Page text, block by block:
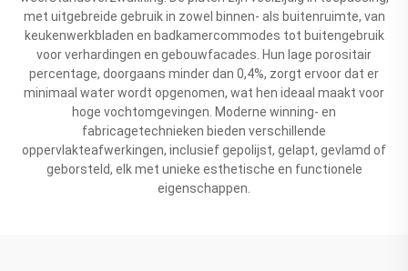
met uitgebreide gebruik in zowel binnen- als buitenruimte, van
keukenwerkbladen en badkamercommodes tot buitengebruik
voor verhardingen en gebouwfacades. Hun lage porositair
percentage, doorgaans minder dan 0,4%, zorgt ervoor dat er
minimaal water wordt opgenomen, wat hen ideaal maakt voor
hoge vochtomgevingen. Moderne winning- en
fabricagetechnieken bieden verschillende
oppervlakteafwerkingen, inclusief gepolijst, gelapt, gevlamd of
geborsteld, elk met unieke esthetische en functionele
eigenschappen.